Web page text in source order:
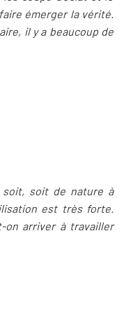
émerger la vérité.
il y a beaucoup de
soit de nature à
est très forte.
on arriver à travailler